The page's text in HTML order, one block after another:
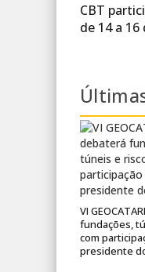
CBT
de 14 a
VI
fundações,
com
presidente